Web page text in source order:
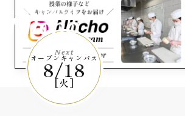
日本調理技術専門学校
instagram
Next
オープンキャンパス
8/18
[火]